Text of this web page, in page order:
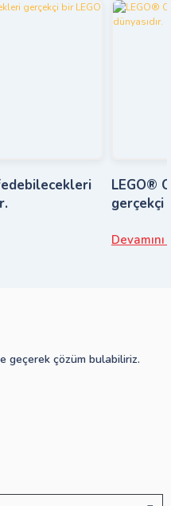
LEGO®
gerçekçi
Devamını
geçerek çözüm bulabiliriz.